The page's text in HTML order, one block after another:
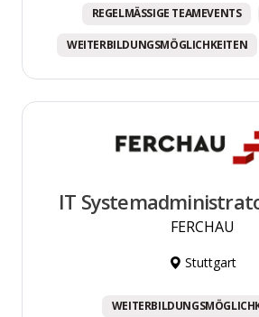
REGELMÄSSIGE TEAMEVENTS
WEITERBILDUNGSMÖGLICHKEITEN
IT
FERCHAU
Stuttgart